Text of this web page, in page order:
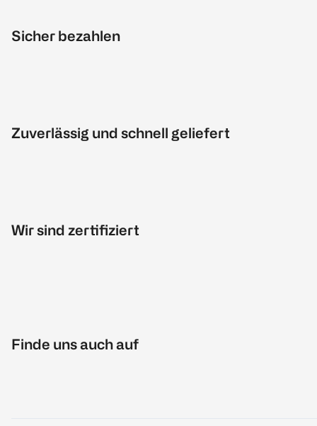
Sicher bezahlen
Zuverlässig und schnell geliefert
Wir sind zertifiziert
Finde uns auch auf